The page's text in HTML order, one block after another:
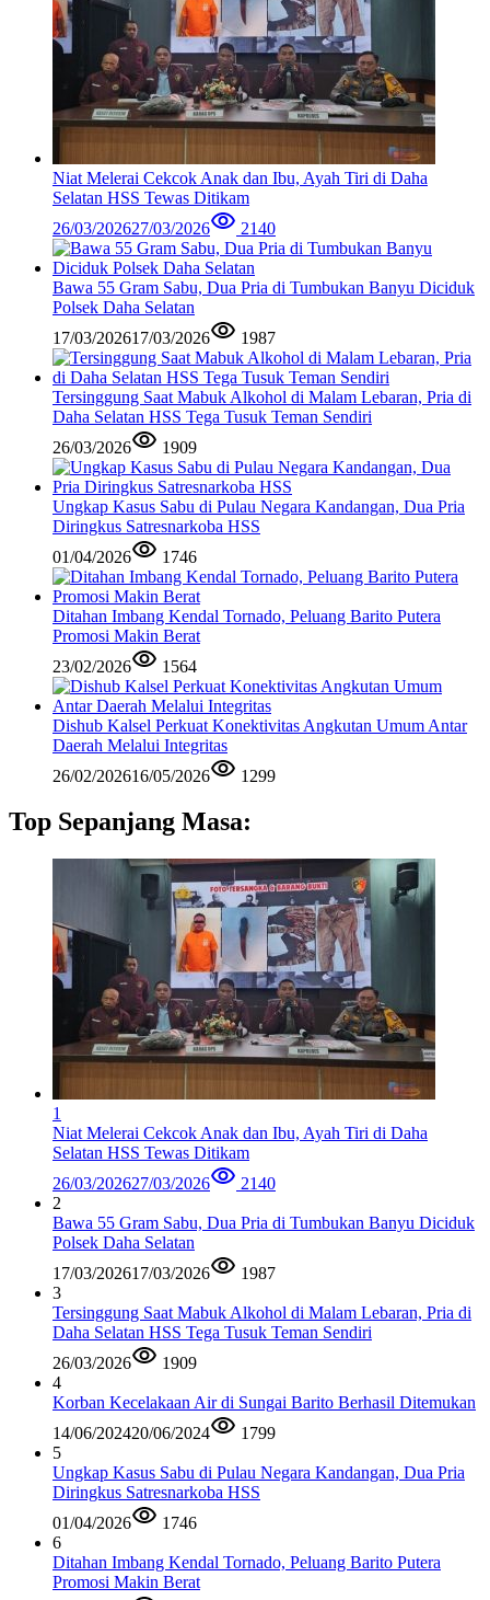
Niat Melerai Cekcok Anak dan Ibu, Ayah Tiri di Daha
Selatan HSS Tewas Ditikam
26/03/202627/03/2026 2140
Bawa 55 Gram Sabu, Dua Pria di Tumbukan Banyu Diciduk
Polsek Daha Selatan
17/03/202617/03/2026 1987
Tersinggung Saat Mabuk Alkohol di Malam Lebaran, Pria di
Daha Selatan HSS Tega Tusuk Teman Sendiri
26/03/2026
1909
Ungkap Kasus Sabu di Pulau Negara Kandangan, Dua Pria
Diringkus Satresnarkoba HSS
01/04/2026
1746
Ditahan Imbang Kendal Tornado, Peluang Barito Putera
Promosi Makin Berat
23/02/2026
1564
Dishub Kalsel Perkuat Konektivitas Angkutan Umum Antar
Daerah Melalui Integritas
26/02/202616/05/2026 1299
Top Sepanjang Masa:
1
Niat Melerai Cekcok Anak dan Ibu, Ayah Tiri di Daha
Selatan HSS Tewas Ditikam
26/03/202627/03/2026
2140
2
Bawa 55 Gram Sabu, Dua Pria di Tumbukan Banyu Diciduk
Polsek Daha Selatan
17/03/202617/03/2026
1987
3
Tersinggung Saat Mabuk Alkohol di Malam Lebaran, Pria di
Daha Selatan HSS Tega Tusuk Teman Sendiri
26/03/2026
1909
4
Korban Kecelakaan Air di Sungai Barito Berhasil Ditemukan
14/06/202420/06/2024
1799
5
Ungkap Kasus Sabu di Pulau Negara Kandangan, Dua Pria
Diringkus Satresnarkoba HSS
01/04/2026
1746
6
Ditahan Imbang Kendal Tornado, Peluang Barito Putera
Promosi Makin Berat